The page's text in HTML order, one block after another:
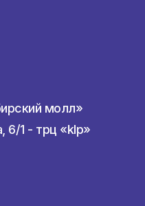
молл»
6/1 - трц «klp»